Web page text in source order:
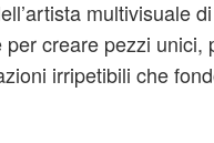
multivisuale
creare pezzi unici,
irripetibili che